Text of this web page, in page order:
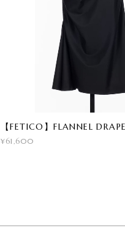
【FETICO】FLANNEL
¥61,600